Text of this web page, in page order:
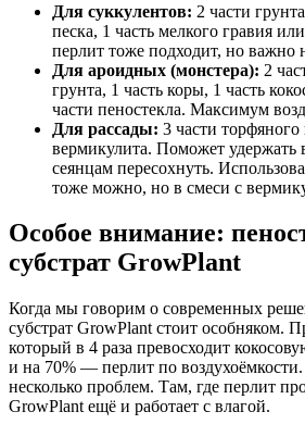
Для суккулентов: 2 части
песка, 1 часть мелкого гравия
перлит тоже подходит, но важно
Для ароидных (монстера): 2
грунта, 1 часть коры, 1 часть
части пеностекла. Максимум
Для рассады: 3 части торфяного
вермикулита. Поможет удержать
сеянцам пересохнуть.
тоже можно, но в смеси с
Особое внимание:
субстрат GrowPlant
Когда мы говорим о современных
субстрат GrowPlant стоит особняком.
который в 4 раза превосходит
и на 70% — перлит по
несколько проблем. Там, где перлит
GrowPlant ещё и работает с влагой.